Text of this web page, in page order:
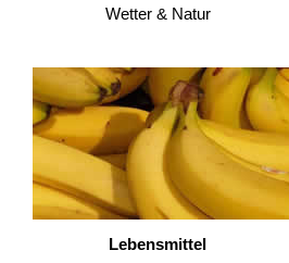
Wetter & Natur
Lebensmittel